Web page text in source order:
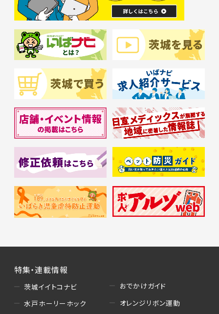
特集・連載情報
茨城イイトコナビ
水戸ホーリーホック
おでかけガイド
オレンジリボン運動